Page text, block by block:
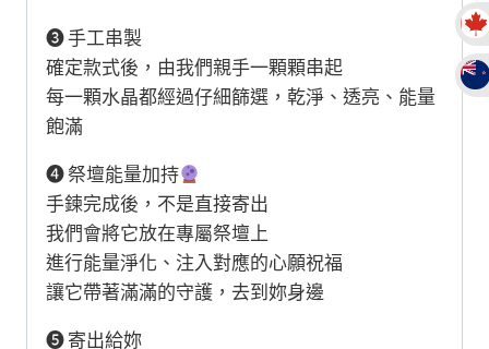
❸ 手工串製
確定款式後，由我們親手一顆顆串起
每一顆水晶都經過仔細篩選，乾淨、透亮、能量
飽滿
❹ 祭壇能量加持
手鍊完成後，不是直接寄出
我們會將它放在專屬祭壇上
進行能量淨化、注入對應的心願祝福
讓它帶著滿滿的守護，去到妳身邊
❺ 寄出給妳